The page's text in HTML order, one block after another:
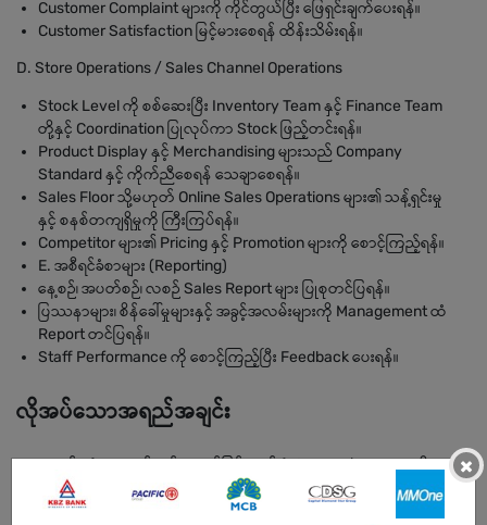
Customer Complaint များကို ကိုင်တွယ်ပြီး ဖြေရှင်းချက်ပေးရန်။
Customer Satisfaction မြင့်မားစေရန် ထိန်းသိမ်းရန်။
D. Store Operations / Sales Channel Operations
Stock Level ကို စစ်ဆေးပြီး Inventory Team နှင့် Finance Team
တို့နှင့် Coordination ပြုလုပ်ကာ Stock ဖြည့်တင်းရန်။
Product Display နှင့် Merchandising များသည် Company
Standard နှင့် ကိုက်ညီစေရန် သေချာစေရန်။
Sales Floor သို့မဟုတ် Online Sales Operations များ၏ သန့်ရှင်းမှု
နှင့် စနစ်တကျရှိမှုကို ကြီးကြပ်ရန်။
Competitor များ၏ Pricing နှင့် Promotion များကို စောင့်ကြည့်ရန်။
E. အစီရင်ခံစာများ (Reporting)
နေ့စဉ်၊ အပတ်စဉ်၊ လစဉ် Sales Report များ ပြုစုတင်ပြရန်။
ပြဿနာများ၊ စိန်ခေါ်မှုများနှင့် အခွင့်အလမ်းများကို Management ထံ
Report တင်ပြရန်။
Staff Performance ကို စောင့်ကြည့်ပြီး Feedback ပေးရန်။
လိုအပ်သောအရည်အချင်း
အနည်းဆုံး အထက်တန်းအောင်မြင်ရမည် (Diploma / Degree ရရှိထား
သူ ဦးစားပေး)။
Sales သို့မဟုတ် Retail လုပ်ငန်းတွင် အတွေ့အကြုံ ၂ နှစ်နှင့်အထက် ရှိရ
×